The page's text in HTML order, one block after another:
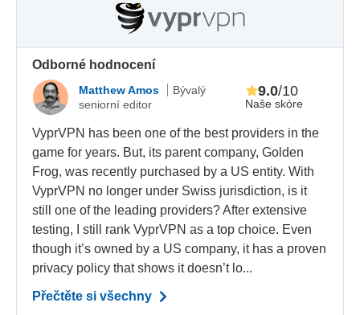
Odborné hodnocení
Matthew Amos
Bývalý
seniorní editor
Naše skóre
9.0/10
VyprVPN has been one of the best providers in the
game for years. But, its parent company, Golden
Frog, was recently purchased by a US entity. With
VyprVPN no longer under Swiss jurisdiction, is it
still one of the leading providers? After extensive
testing, I still rank VyprVPN as a top choice. Even
though it’s owned by a US company, it has a proven
privacy policy that shows it doesn’t lo...
Přečtěte si všechny